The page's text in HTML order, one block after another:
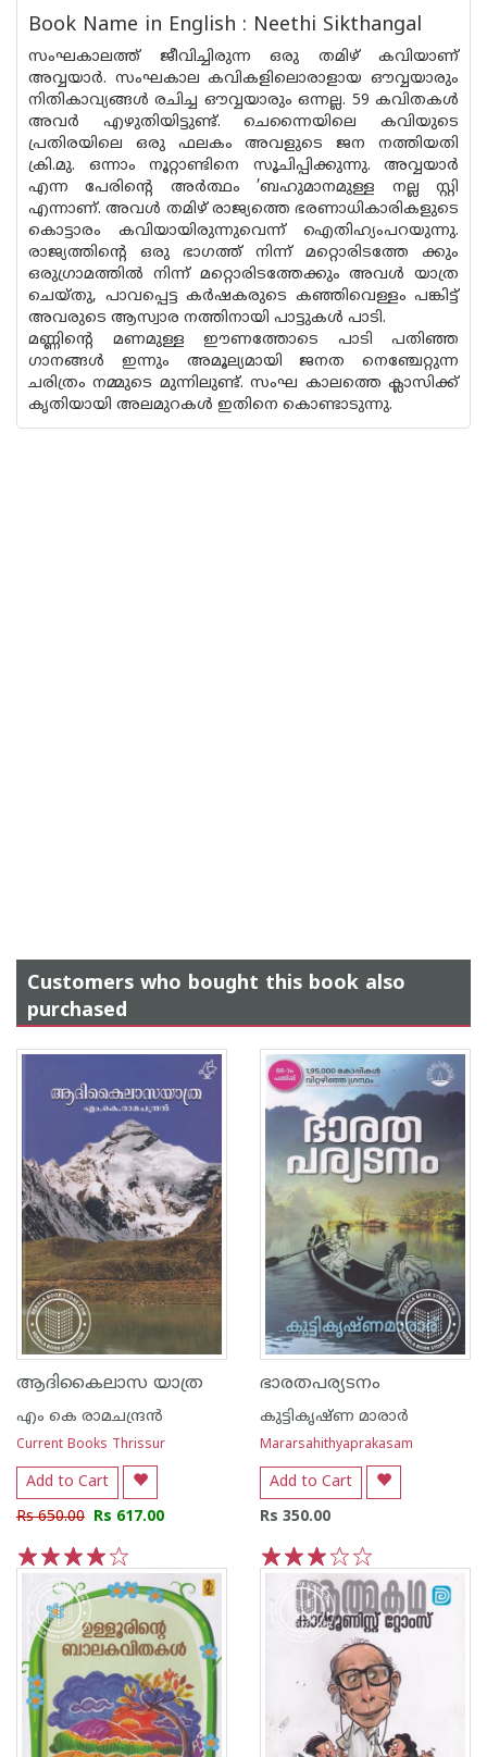
Book Name in English : Neethi Sikthangal
സംഘകാലത്ത് ജീവിച്ചിരുന്ന ഒരു തമിഴ് കവിയാണ്
അവ്വയാർ. സംഘകാല കവികളിലൊരാളായ ഔവ്വയാരും
നിതികാവ്യങ്ങൾ രചിച്ച ഔവ്വയാരും ഒന്നല്ല. 59 കവിതകൾ
അവർ എഴുതിയിട്ടുണ്ട്. ചെന്നൈയിലെ കവിയുടെ
പ്രതിരയിലെ ഒരു ഫലകം അവളുടെ ജന നത്തിയതി
ക്രി.മു. ഒന്നാം നൂറ്റാണ്ടിനെ സൂചിപ്പിക്കുന്നു. അവ്വയാർ
എന്ന പേരിന്റെ അർത്ഥം ’ബഹുമാനമുള്ള നല്ല സ്റ്റി
എന്നാണ്. അവൾ തമിഴ് രാജ്യത്തെ ഭരണാധികാരികളുടെ
കൊട്ടാരം കവിയായിരുന്നുവെന്ന് ഐതിഹ്യംപറയുന്നു.
രാജ്യത്തിൻ്റെ ഒരു ഭാഗത്ത് നിന്ന് മറ്റൊരിടത്തേ ക്കും
ഒരുഗ്രാമത്തിൽ നിന്ന് മറ്റൊരിടത്തേക്കും അവൾ യാത്ര
ചെയ്തു, പാവപ്പെട്ട കർഷകരുടെ കഞ്ഞിവെള്ളം പങ്കിട്ട്
അവരുടെ ആസ്വാര നത്തിനായി പാട്ടുകൾ പാടി.
മണ്ണിന്റെ മണമുള്ള ഈണത്തോടെ പാടി പതിഞ്ഞ
ഗാനങ്ങൾ ഇന്നും അമൂല്യമായി ജനത നെഞ്ചേറ്റുന്ന
ചരിത്രം നമ്മുടെ മുന്നിലുണ്ട്. സംഘ കാലത്തെ ക്ലാസിക്ക്
കൃതിയായി അലമുറകൾ ഇതിനെ കൊണ്ടാടുന്നു.
Customers who bought this book also
purchased
ആദികൈലാസ യാത്ര
എം കെ രാമചന്ദ്രന്‍
Current Books Thrissur
Add to Cart
Rs 650.00 Rs 617.00
5
3
2
1
ഭാരതപര്യടനം
കുട്ടികൃഷ്ണ മാരാര്‍
Mararsahithyaprakasam
Add to Cart
Rs 350.00
5
4
3
2
1